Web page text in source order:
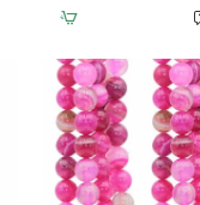
mm
conf.
6
pz